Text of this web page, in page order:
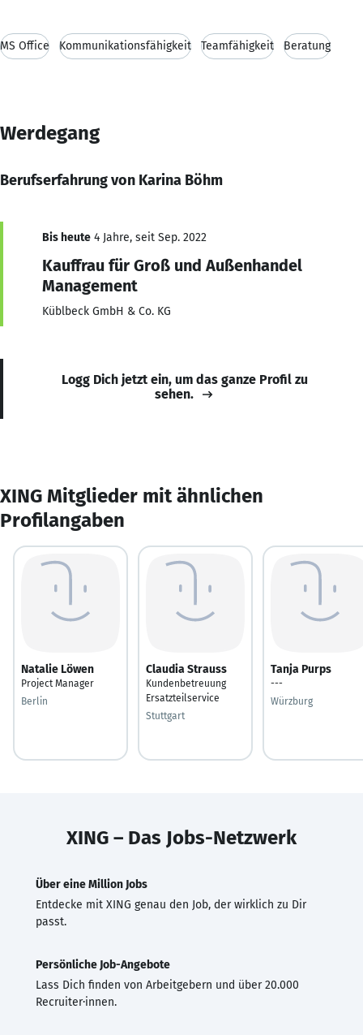
MS Office Kommunikationsfähigkeit Teamfähigkeit Beratung
Werdegang
Berufserfahrung von Karina Böhm
Bis heute 4 Jahre, seit Sep. 2022
Kauffrau für Groß und Außenhandel
Management
Küblbeck GmbH & Co. KG
Logg Dich jetzt ein, um das ganze Profil zu
sehen.
XING Mitglieder mit ähnlichen
Profilangaben
Natalie Löwen
Project Manager
Berlin
Claudia Strauss
Kundenbetreuung
Ersatzteilservice
Stuttgart
Tanja Purps
---
Würzburg
XING – Das Jobs-Netzwerk
Über eine Million Jobs
Entdecke mit XING genau den Job, der wirklich zu Dir
passt.
Persönliche Job-Angebote
Lass Dich finden von Arbeitgebern und über 20.000
Recruiter·innen.